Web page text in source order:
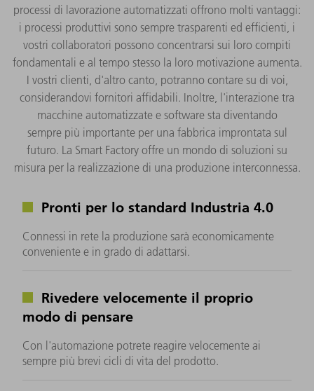
processi di lavorazione automatizzati offrono molti vantaggi:
i processi produttivi sono sempre trasparenti ed efficienti, i
vostri collaboratori possono concentrarsi sui loro compiti
fondamentali e al tempo stesso la loro motivazione aumenta.
I vostri clienti, d'altro canto, potranno contare su di voi,
considerandovi fornitori affidabili. Inoltre, l'interazione tra
macchine automatizzate e software sta diventando
sempre più importante per una fabbrica improntata sul
futuro. La Smart Factory offre un mondo di soluzioni su
misura per la realizzazione di una produzione interconnessa.
Pronti per lo standard Industria 4.0
Connessi in rete la produzione sarà economicamente
conveniente e in grado di adattarsi.
Rivedere velocemente il proprio
modo di pensare
Con l'automazione potrete reagire velocemente ai
sempre più brevi cicli di vita del prodotto.